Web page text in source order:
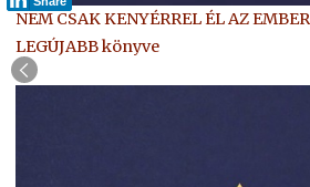
NEM CSAK KENYÉRREL ÉL AZ
LEGÚJABB könyve